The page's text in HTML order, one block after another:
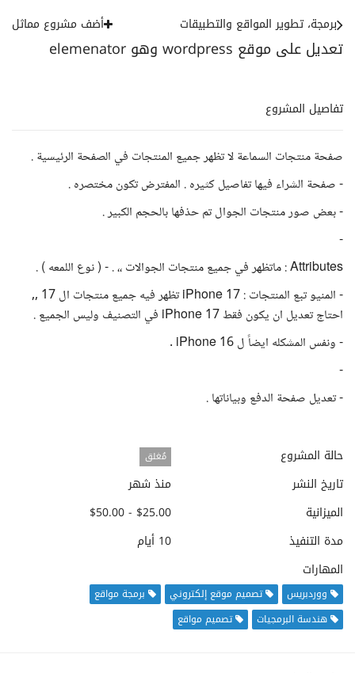
تعديل على موقع wordpress وهو elemenator
برمجة، تطوير المواقع والتطبيقات أضف مشروع مماثل
تفاصيل المشروع
صفحة منتجات السماعة لا تظهر جميع المنتجات في الصفحة الرئيسية .
- صفحة الشراء فيها تفاصيل كثيره . المفترض تكون مختصره .
- بعض صور منتجات الجوال تم حذفها بالحجم الكبير .
-
Attributes : ماتظهر في جميع منتجات الجوالات ،، . - ( نوع اللمعه ) .
- المنيو تبع المنتجات : iPhone 17 تظهر فيه جميع منتجات ال 17 ,,
احتاج تعديل ان يكون فقط iPhone 17 في التصنيف وليس الجميع .
- ونفس المشكله ايضاً ل iPhone 16 .
-
- تعديل صفحة الدفع وبياناتها .
حالة المشروع مُغلق
تاريخ النشر
منذ شهر
الميزانية
$25.00 - $50.00
مدة التنفيذ
10 أيام
المهارات
ووردبريس تصميم موقع إلكتروني
برمجة مواقع
هندسة البرمجيات
تصميم مواقع